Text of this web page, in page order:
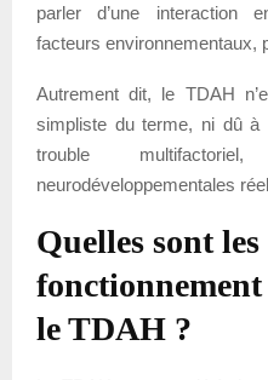
parler d’une interaction
facteurs environnementaux,
Autrement dit, le TDAH
simpliste du terme, ni dû à
trouble
neurodéveloppementales
Quelles sont
le TDAH ?